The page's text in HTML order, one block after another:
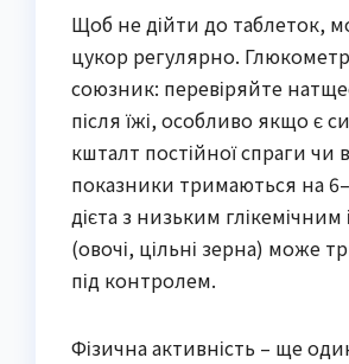
Щоб не дійти до таблеток,
цукор регулярно.
союзник: перевіряйте
після їжі, особливо якщо є
кшталт постійної спраги
показники тримаються на
дієта з низьким глікемічним
(овочі, цільні зерна) може
під контролем.
Фізична активність – ще